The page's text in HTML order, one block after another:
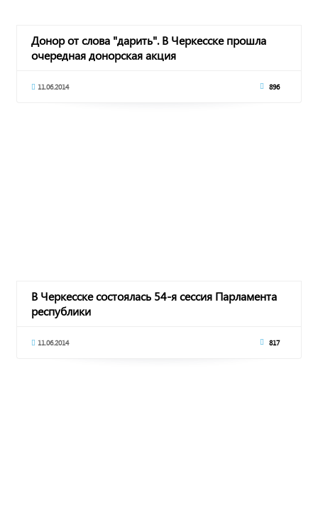
Донор от слова "дарить". В Черкесске прошла
очередная донорская акция
11.06.2014 896
В Черкесске состоялась 54-я сессия Парламента
республики
11.06.2014 817